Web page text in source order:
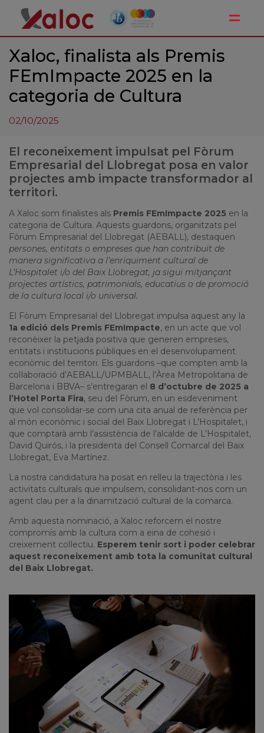
Xaloc, finalista als Premis
FEmImpacte 2025 en la
categoria de Cultura
02/10/2025
El reconeixement impulsat pel Fòrum
Empresarial del Llobregat posa en valor
projectes amb impacte transformador al
territori.
A Xaloc som finalistes als Premis FEmImpacte 2025 en la
categoria de Cultura. Aquests guardons, organitzats pel
Fòrum Empresarial del Llobregat (AEBALL), destaquen
persones, entitats o empreses que han contribuït de
manera significativa a l’enriquiment cultural de
L’Hospitalet i/o del Baix Llobregat, ja sigui mitjançant
projectes artístics, patrimonials, educatius o de promoció
de la cultura local i/o universal.
El Fòrum Empresarial del Llobregat impulsa aquest any la
1a edició dels Premis FEmImpacte, en un acte que vol
reconèixer la petjada positiva que generen empreses,
entitats i institucions públiques en el desenvolupament
econòmic del territori. Els guardons –que compten amb la
col·laboració d’AEBALL/UPMBALL, l’Àrea Metropolitana de
Barcelona i BBVA– s’entregaran el 8 d’octubre de 2025 a
l’Hotel Porta Fira, seu del Fòrum, en un esdeveniment
que vol consolidar-se com una cita anual de referència per
al món econòmic i social del Baix Llobregat i L’Hospitalet, i
que comptarà amb l’assistència de l’alcalde de L’Hospitalet,
David Quirós, i la presidenta del Consell Comarcal del Baix
Llobregat, Eva Martínez.
La nostra candidatura ha posat en relleu la trajectòria i les
activitats culturals que impulsem, consolidant-nos com un
agent clau per a la dinamització cultural de la comarca.
Amb aquesta nominació, a Xaloc reforcem el nostre
compromís amb la cultura com a eina de cohesió i
creixement col·lectiu. Esperem tenir sort i poder celebrar
aquest reconeixement amb tota la comunitat cultural
del Baix Llobregat.